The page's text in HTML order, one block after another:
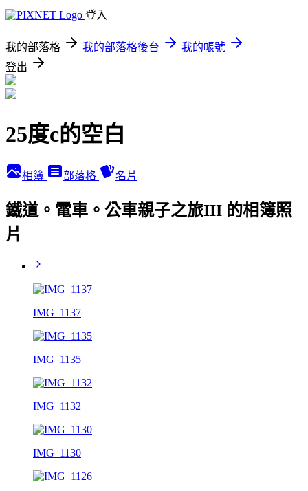
登入
我的部落格 我的部落格後台
我的帳號
登出
25度c的空白
相簿 部落格 名片
鐵道。電車。公車親子之旅III 的相簿照
片
IMG_1137
IMG_1135
IMG_1132
IMG_1130